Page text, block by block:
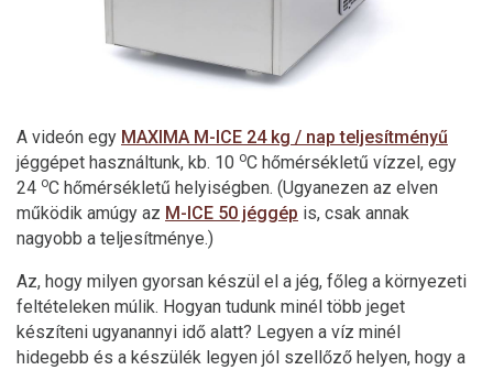
A videón egy MAXIMA M-ICE 24 kg / nap teljesítményű
jéggépet használtunk, kb. 10 oC hőmérsékletű vízzel, egy
24 oC hőmérsékletű helyiségben. (Ugyanezen az elven
működik amúgy az M-ICE 50 jéggép is, csak annak
nagyobb a teljesítménye.)
Az, hogy milyen gyorsan készül el a jég, főleg a környezeti
feltételeken múlik. Hogyan tudunk minél több jeget
készíteni ugyanannyi idő alatt? Legyen a víz minél
hidegebb és a készülék legyen jól szellőző helyen, hogy a